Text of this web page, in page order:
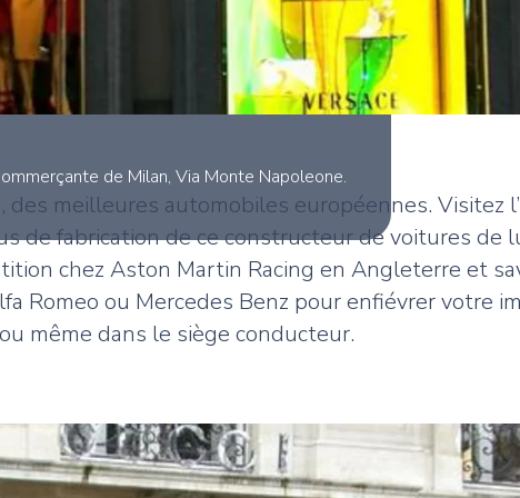
de Milan, Via Monte Napoleone.
meilleures automobiles européennes. Visitez
de fabrication de ce constructeur de voitures de
chez Aston Martin Racing en Angleterre et
Romeo ou Mercedes Benz pour enfiévrer votre
même dans le siège conducteur.